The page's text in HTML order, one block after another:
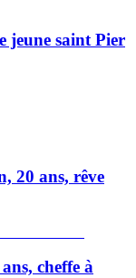
jeune saint Pier
20 ans, rêve
cheffe à